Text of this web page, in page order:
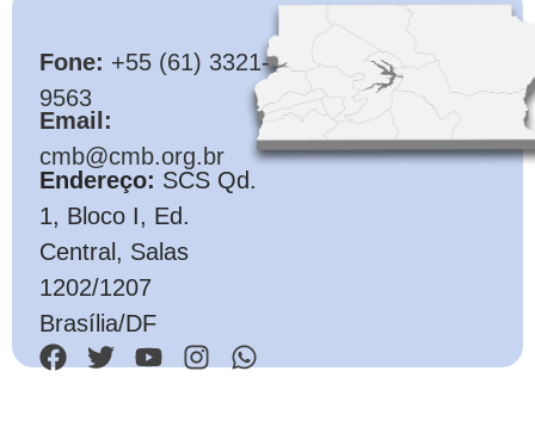
Fone: +55 (61) 3321-
9563
Email:
cmb@cmb.org.br
Endereço: SCS Qd.
1, Bloco I, Ed.
Central, Salas
1202/1207
Brasília/DF